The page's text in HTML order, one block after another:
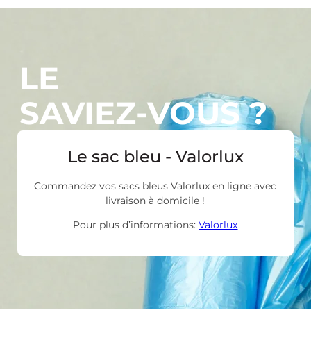
Le sac bleu - Valorlux
Commandez vos sacs bleus Valorlux en ligne avec
livraison à domicile !
Pour plus d’informations:Valorlux
LE
SAVIEZ-VOUS ?